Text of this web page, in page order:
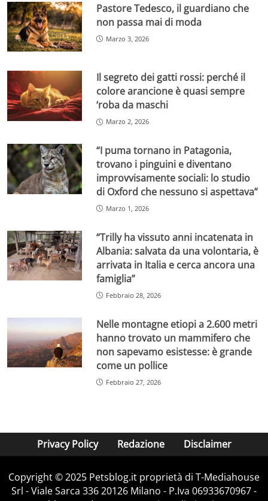
Pastore Tedesco, il guardiano che
non passa mai di moda
Marzo 3, 2026
Il segreto dei gatti rossi: perché il
colore arancione è quasi sempre
‘roba da maschi
Marzo 2, 2026
“I puma tornano in Patagonia,
trovano i pinguini e diventano
improvvisamente sociali: lo studio
di Oxford che nessuno si aspettava”
Marzo 1, 2026
“Trilly ha vissuto anni incatenata in
Albania: salvata da una volontaria, è
arrivata in Italia e cerca ancora una
famiglia”
Febbraio 28, 2026
Nelle montagne etiopi a 2.600 metri
hanno trovato un mammifero che
non sapevamo esistesse: è grande
come un pollice
Febbraio 27, 2026
Privacy Policy Redazione Disclaimer
Copyright © 2025 Petsblog.it proprietà di T-Mediahouse
Srl - Viale Sarca 336 20126 Milano - P.Iva 06933670967 -